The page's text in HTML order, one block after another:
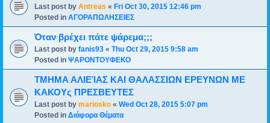
Last post by Antreas « Fri Oct 30, 2015 12:46 pm
Posted in ΑΓΟΡΑΠΩΛΗΣΕΙΕΣ
Όταν βρέχει πάτε ψάρεμα;;;
Last post by fanis93 « Thu Oct 29, 2015 9:58 am
Posted in ΨΑΡΟΝΤΟΥΦΕΚΟ
ΤΜΗΜΑ ΑΛΙΕΊΑΣ ΚΑΙ ΘΑΛΑΣΣΙΩΝ ΕΡΕΥΝΩΝ ΜΕ
ΚΑΚΟΥς ΠΡΕΣΒΕΥΤΕΣ
Last post by mariosko « Wed Oct 28, 2015 5:07 pm
Posted in Διάφορα Θέματα